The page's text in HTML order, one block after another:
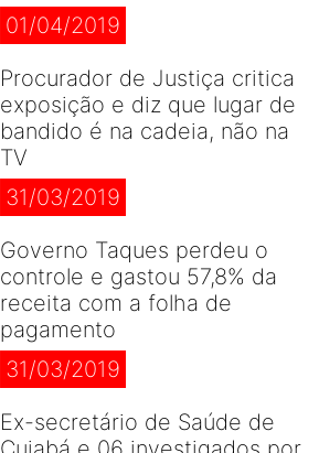
01/04/2019
Procurador de Justiça critica
exposição e diz que lugar de
bandido é na cadeia, não na
TV
31/03/2019
Governo Taques perdeu o
controle e gastou 57,8% da
receita com a folha de
pagamento
31/03/2019
Ex-secretário de Saúde de